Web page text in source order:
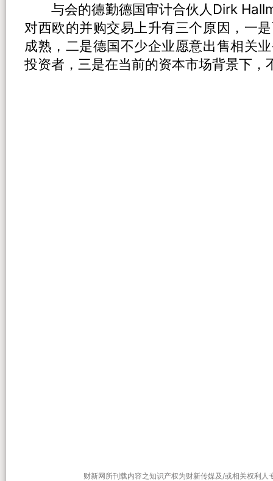
与会的德勤德国审计合伙人Dirk
对西欧的并购交易上升有三个原因，一
成熟，二是德国不少企业愿意出售相关
投资者，三是在当前的资本市场背景下，
财新网所刊载内容之知识产权为财新传媒及/或相关权利